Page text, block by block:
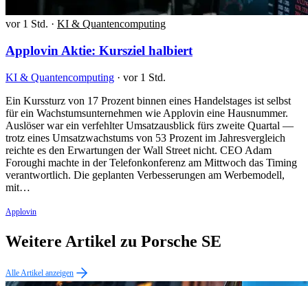
vor 1 Std. · KI & Quantencomputing
Applovin Aktie: Kursziel halbiert
KI & Quantencomputing · vor 1 Std.
Ein Kurssturz von 17 Prozent binnen eines Handelstages ist selbst
für ein Wachstumsunternehmen wie Applovin eine Hausnummer.
Auslöser war ein verfehlter Umsatzausblick fürs zweite Quartal —
trotz eines Umsatzwachstums von 53 Prozent im Jahresvergleich
reichte es den Erwartungen der Wall Street nicht. CEO Adam
Foroughi machte in der Telefonkonferenz am Mittwoch das Timing
verantwortlich. Die geplanten Verbesserungen am Werbemodell,
mit…
Applovin
Weitere Artikel zu Porsche SE
Alle Artikel anzeigen